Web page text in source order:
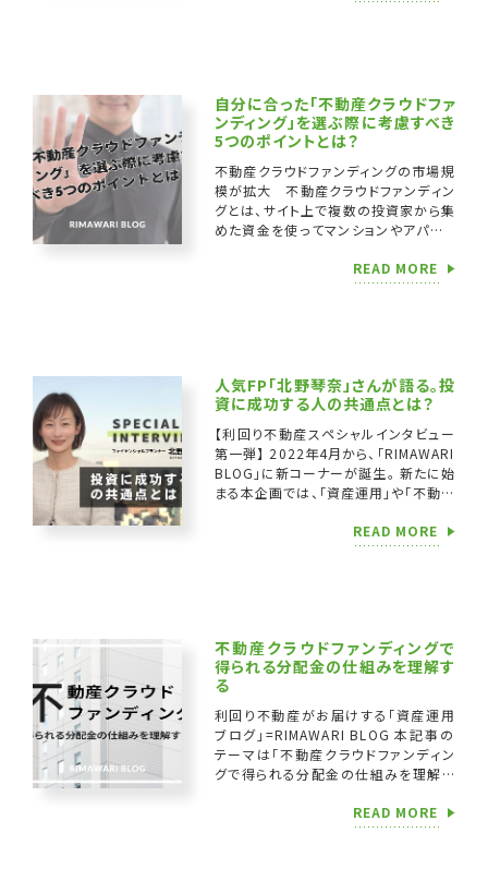
自分に合った「不動産クラウドファ
ンディング」を選ぶ際に考慮すべき
5つのポイントとは？
不動産クラウドファンディングの市場規
模が拡大 不動産クラウドファンディン
グとは、サイト上で複数の投資家から集
めた資金を使ってマンションやアパート
を分配金として投資家に還元す […]
READ MORE
人気FP「北野琴奈」さんが語る。投
資に成功する人の共通点とは？
【利回り不動産スペシャルインタビュー
第一弾】 2022年4月から、「RIMAWARI
BLOG」に新コーナーが誕生。 新たに始
まる本企画では、「資産運用」や「不動産
経営者をゲストに迎 […]READ MORE
不動産クラウドファンディングで
得られる分配金の仕組みを理解す
る
利回り不動産がお届けする「資産運用
ブログ」=RIMAWARI BLOG 本記事の
テーマは「不動産クラウドファンディン
グで得られる分配金の仕組みを理解す
グ」とは、インターネットを通じ […]
READ MORE